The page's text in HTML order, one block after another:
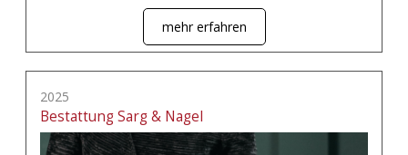
mehr erfahren
2025
Bestattung Sarg & Nagel